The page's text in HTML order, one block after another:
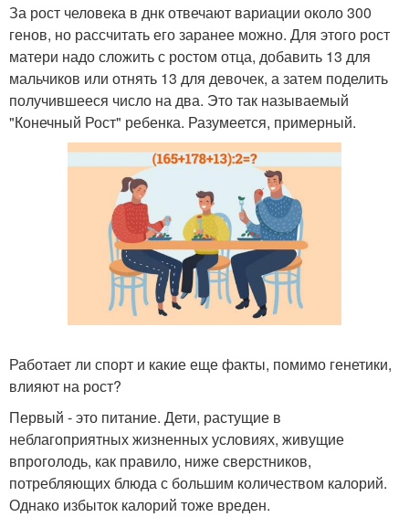
За рост человека в днк отвечают вариации около 300
генов, но рассчитать его заранее можно. Для этого рост
матери надо сложить с ростом отца, добавить 13 для
мальчиков или отнять 13 для девочек, а затем поделить
получившееся число на два. Это так называемый
"Конечный Рост" ребенка. Разумеется, примерный.
Работает ли спорт и какие еще факты, помимо генетики,
влияют на рост?
Первый - это питание. Дети, растущие в
неблагоприятных жизненных условиях, живущие
впроголодь, как правило, ниже сверстников,
потребляющих блюда с большим количеством калорий.
Однако избыток калорий тоже вреден.